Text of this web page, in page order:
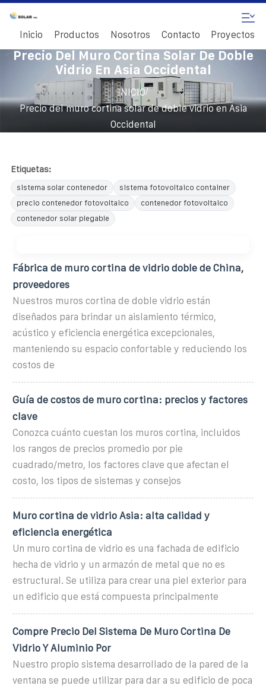
Inicio Productos Nosotros Contacto Proyectos
Precio Del Muro Cortina Solar De Doble
Vidrio En Asia Occidental
INICIO/
Precio del muro cortina solar de doble vidrio en Asia
Occidental
Etiquetas:
sistema solar contenedor
sistema fotovoltaico container
precio contenedor fotovoltaico
contenedor fotovoltaico
contenedor solar plegable
Fábrica de muro cortina de vidrio doble de China,
proveedores
Nuestros muros cortina de doble vidrio están
diseñados para brindar un aislamiento térmico,
acústico y eficiencia energética excepcionales,
manteniendo su espacio confortable y reduciendo los
costos de
Guía de costos de muro cortina: precios y factores
clave
Conozca cuánto cuestan los muros cortina, incluidos
los rangos de precios promedio por pie
cuadrado/metro, los factores clave que afectan el
costo, los tipos de sistemas y consejos
Muro cortina de vidrio Asia: alta calidad y
eficiencia energética
Un muro cortina de vidrio es una fachada de edificio
hecha de vidrio y un armazón de metal que no es
estructural. Se utiliza para crear una piel exterior para
un edificio que está compuesta principalmente
Compre Precio Del Sistema De Muro Cortina De
Vidrio Y Aluminio Por
Nuestro propio sistema desarrollado de la pared de la
ventana se puede utilizar para dar a su edificio de poca